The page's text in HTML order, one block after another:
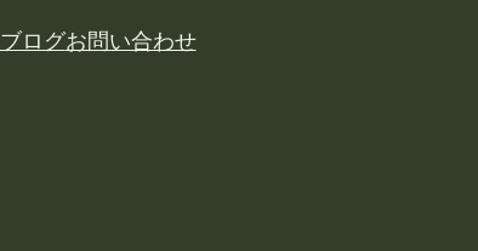
ブログお問い合わせ